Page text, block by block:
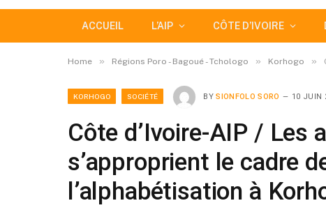
ACCUEIL L’AIP CÔTE D’IVOIRE
Home » Régions Poro - Bagoué - Tchologo » Korhogo »
KORHOGO SOCIÉTÉ BY SIONFOLO SORO 10 JUIN
Côte d’Ivoire-AIP / Les
s’approprient le cadre
l’alphabétisation à